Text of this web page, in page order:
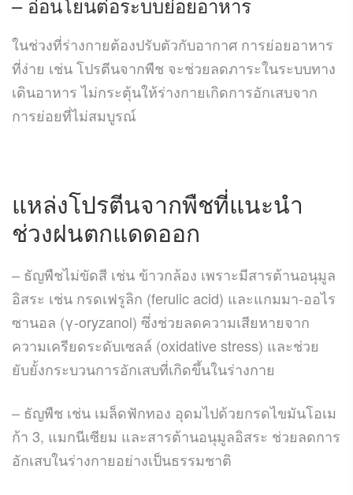
ในช่วงที่ร่างกายต้องปรับตัวกับอากาศ การย่อยอาหาร
ที่ง่าย เช่น โปรตีนจากพืช จะช่วยลดภาระในระบบทาง
เดินอาหาร ไม่กระตุ้นให้ร่างกายเกิดการอักเสบจาก
การย่อยที่ไม่สมบูรณ์
แหล่งโปรตีนจากพืชที่แนะนำ
ช่วงฝนตกแดดออก
– ธัญพืชไม่ขัดสี เช่น ข้าวกล้อง เพราะมีสารต้านอนุมูล
อิสระ เช่น กรดเฟรูลิก (ferulic acid) และแกมมา-ออไร
ซานอล (γ-oryzanol) ซึ่งช่วยลดความเสียหายจาก
ความเครียดระดับเซลล์ (oxidative stress) และช่วย
ยับยั้งกระบวนการอักเสบที่เกิดขึ้นในร่างกาย
– ธัญพืช เช่น เมล็ดฟักทอง อุดมไปด้วยกรดไขมันโอเม
ก้า 3, แมกนีเซียม และสารต้านอนุมูลอิสระ ช่วยลดการ
อักเสบในร่างกายอย่างเป็นธรรมชาติ